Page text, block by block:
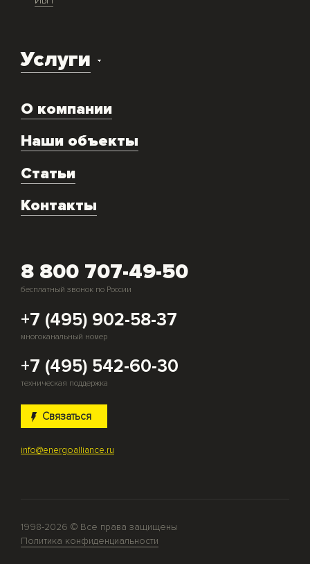
Услуги
Экспертиза объекта
Техническое обслуживание
Аренда
Монтаж и подключение оборудования
Скупка генераторов
О компании
Наши объекты
Статьи
Контакты
8 800 707-49-50
бесплатный звонок по России
+7 (495) 902-58-37
многоканальный номер
+7 (495) 542-60-30
техническая поддержка
Связаться
info@energoalliance.ru
1998-2026 © Все права защищены
Политика конфиденциальности